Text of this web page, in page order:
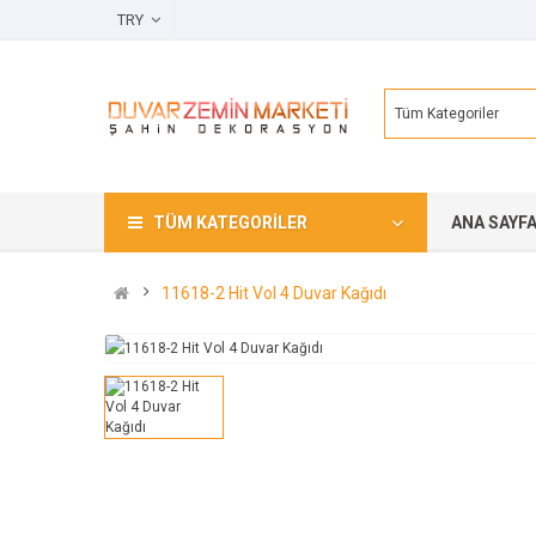
Tüm Kategoriler
TÜM KATEGORILER ANA SAYFA
11618-2 Hit Vol 4 Duvar Kağıdı